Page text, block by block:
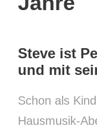
Steve ist
und mit
Schon als
Hausmusik-